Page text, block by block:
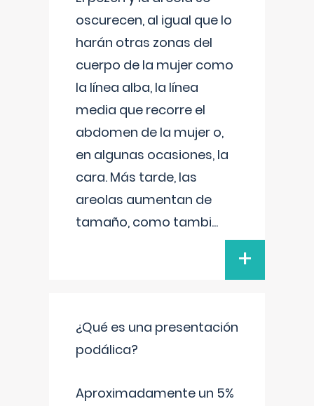
oscurecen, al igual que lo
harán otras zonas del
cuerpo de la mujer como
la línea alba, la línea
media que recorre el
abdomen de la mujer o,
en algunas ocasiones, la
cara. Más tarde, las
areolas aumentan de
tamaño, como tambi...
+
¿Qué es una presentación
podálica?
Aproximadamente un 5%